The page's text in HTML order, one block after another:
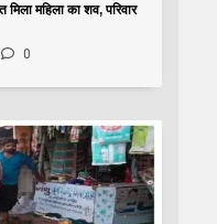
महिला का शव, परिवार
0